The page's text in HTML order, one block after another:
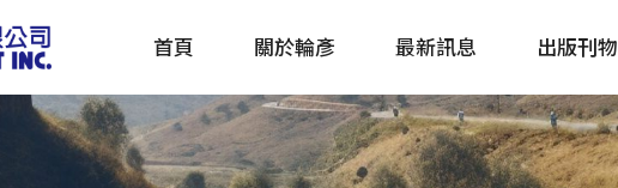
首頁 關於輪彥 最新訊息 出版刊物